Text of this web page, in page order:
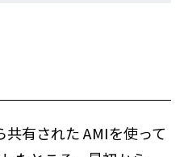
共有された AMIを使って